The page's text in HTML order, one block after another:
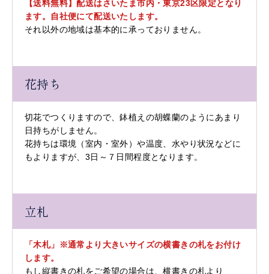
【送料無料】配送はさいたま市内・東京23区限定となり
ます。自社便にて配送いたします。
それ以外の地域は基本的に承っておりません。
花持ち
切花でつくりますので、鉢植えの胡蝶蘭のようにあまり
日持ちがしません。
花持ちは環境（室内・室外）や温度、水やり状況などに
もよりますが、3日～７日間程度となります。
立札
「木札」※通常より大きいサイズの横書きの札をお付け
します。
もし縦書きの札をご希望の場合は、横書きの札より